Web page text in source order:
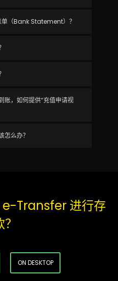
（Bank Statement）？
账，如何提供“充值申请视
怎么办？
Transfer 进行存
ON DESKTOP